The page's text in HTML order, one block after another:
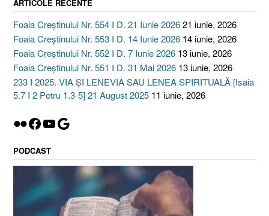
ARTICOLE RECENTE
Foaia Creștinului Nr. 554 I D. 21 Iunie 202621 iunie, 2026
Foaia Creștinului Nr. 553 I D. 14 Iunie 2026 14 iunie, 2026
Foaia Creștinului Nr. 552 I D. 7 Iunie 2026 13 iunie, 2026
Foaia Creștinului Nr. 551 I D. 31 Mai 2026 13 iunie, 2026
233 I 2025. VIA ȘI LENEVIA SAU LENEA SPIRITUALĂ [Isaia
5.7 I 2 Petru 1.3-5] 21 August 2025 11 iunie, 2026
Flickr
Facebook
YouTube
Google
PODCAST